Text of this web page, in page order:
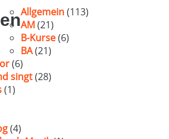
Allgemein(113)
AM(21)
B-Kurse(6)
BA(21)
(6)
singt(28)
(1)
(4)